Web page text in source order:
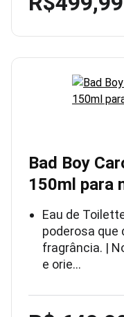
Bad Boy
150ml para
Eau de
poderosa que
fragrância. |
e orie…